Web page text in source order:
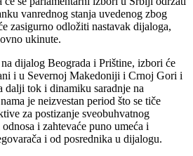
vanrednog stanja uvedenog zbog
zasigurno odložiti nastavak dijaloga,
ukinute.
dijalog Beograda i Prištine, izbori će
i u Severnoj Makedoniji i Crnoj Gori i
dalji tok i dinamiku saradnje na
je neizvestan period što se tiče
za postizanje sveobuhvatnog
i zahtevaće puno umeća i
i od posrednika u dijalogu.